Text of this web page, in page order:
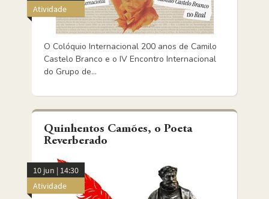
Atividade
O Colóquio Internacional 200 anos de Camilo
Castelo Branco e o IV Encontro Internacional
do Grupo de...
Quinhentos Camões, o Poeta
Reverberado
10 jun | 14:30
Atividade